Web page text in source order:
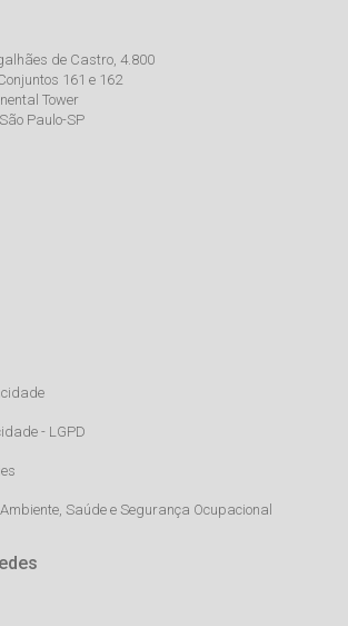
de Castro, 4.800
161 e 162
Tower
Paulo-SP
- LGPD
Saúde e Segurança Ocupacional